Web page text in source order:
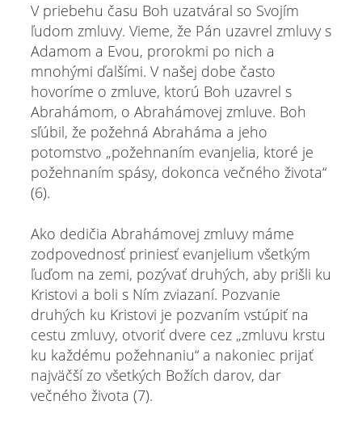
V priebehu času Boh uzatváral so Svojím
ľudom zmluvy. Vieme, že Pán uzavrel zmluvy s
Adamom a Evou, prorokmi po nich a
mnohými ďalšími. V našej dobe často
hovoríme o zmluve, ktorú Boh uzavrel s
Abrahámom, o Abrahámovej zmluve. Boh
sľúbil, že požehná Abraháma a jeho
potomstvo „požehnaním evanjelia, ktoré je
požehnaním spásy, dokonca večného života“
(6).
Ako dedičia Abrahámovej zmluvy máme
zodpovednosť priniesť evanjelium všetkým
ľuďom na zemi, pozývať druhých, aby prišli ku
Kristovi a boli s Ním zviazaní. Pozvanie
druhých ku Kristovi je pozvaním vstúpiť na
cestu zmluvy, otvoriť dvere cez „zmluvu krstu
ku každému požehnaniu“ a nakoniec prijať
najväčší zo všetkých Božích darov, dar
večného života (7).